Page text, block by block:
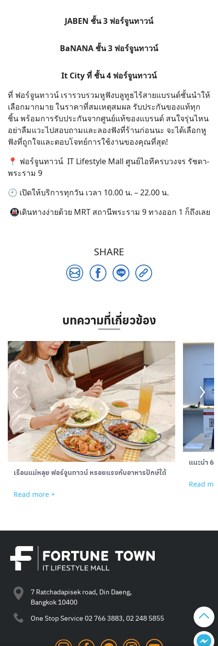
JABEN ชั้น 3 ฟอร์จูนทาวน์
BaNANA ชั้น 3 ฟอร์จูนทาวน์
It City ที่ ชั้น 4 ฟอร์จูนทาวน์
ที่ ฟอร์จูนทาวน์ เรารวบรวมหูฟังบลูทูธไร้สายแบรนด์ชั้นนำให้
เลือกมากมาย ในราคาที่สมเหตุสมผล รับประกันของแท้ทุก
ชิ้น พร้อมการรับประกันจากศูนย์แท้ของแบรนด์ สนใจรุ่นไหน
อย่าลืมแวะไปสอบถามและลองฟังที่ร้านก่อนนะ จะได้เลือกหู
ฟังที่ถูกใจและตอบโจทย์การใช้งานของคุณที่สุด!
📍 ฟอร์จูนทาวน์ IT Lifestyle Mall ศูนย์ไอทีครบวงจร รัชดา-
พระราม 9
🕙 เปิดให้บริการทุกวัน เวลา 10.00 น. – 22.00 น.
🚇เดินทางง่ายด้วย MRT สถานีพระราม 9 ทางออก 1 ก็ถึงเลย
SHARE
บทความที่เกี่ยวข้อง
เรือนแม่หลุย ฟอร์จูนทาวน์ หรอยแรงกับอาหารปักษ์ใต้
Read more +
แนะนำ 6
Read
7 Ratchadapisek road, Din Daeng,
Bangkok 10400
One Stop Service 02 766 3883, 02 248 5855